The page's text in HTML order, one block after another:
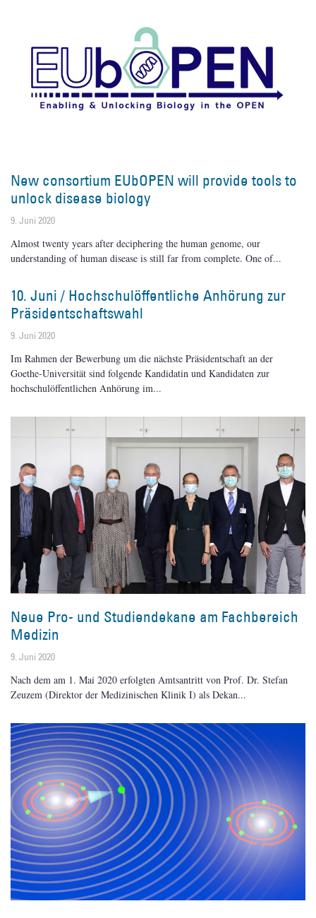
New consortium EUbOPEN will provide tools to
unlock disease biology
9. Juni 2020
Almost twenty years after deciphering the human genome, our
understanding of human disease is still far from complete. One of
10. Juni / Hochschulöffentliche Anhörung zur
Präsidentschaftswahl
9. Juni 2020
Im Rahmen der Bewerbung um die nächste Präsidentschaft an der
Goethe-Universität sind folgende Kandidatin und Kandidaten zur
hochschulöffentlichen Anhörung im
Neue Pro- und Studiendekane am Fachbereich
Medizin
9. Juni 2020
Nach dem am 1. Mai 2020 erfolgten Amtsantritt von Prof. Dr. Stefan
Zeuzem (Direktor der Medizinischen Klinik I) als Dekan